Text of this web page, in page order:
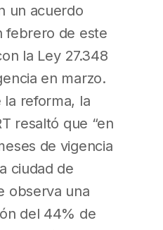
un acuerdo
febrero de este
la Ley 27.348
en marzo.
reforma, la
resaltó que “en
de vigencia
ciudad de
observa una
del 44% de